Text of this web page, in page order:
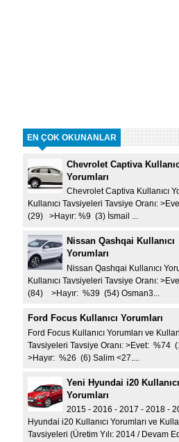
EN ÇOK OKUNANLAR
Chevrolet Captiva
Yorumları
Chevrolet Captiva Kullanıcı
Kullanıcı Tavsiyeleri Tavsiye Oranı:
(29) >Hayır: %9 (3) İsmail ...
Nissan Qashqai Kullanıcı
Yorumları
Nissan Qashqai Kullanıcı
Kullanıcı Tavsiyeleri Tavsiye Oranı:
(84) >Hayır: %39 (54) Osman3...
Ford Focus Kullanıcı Yorumları
Ford Focus Kullanıcı Yorumları ve
Tavsiyeleri Tavsiye Oranı: >Evet: %74
>Hayır: %26 (6) Salim <27....
Yeni Hyundai i20 Kullanıcı
Yorumları
2015 - 2016 - 2017 - 2018 -
Hyundai i20 Kullanıcı Yorumları ve
Tavsiyeleri (Üretim Yılı: 2014 / Devam